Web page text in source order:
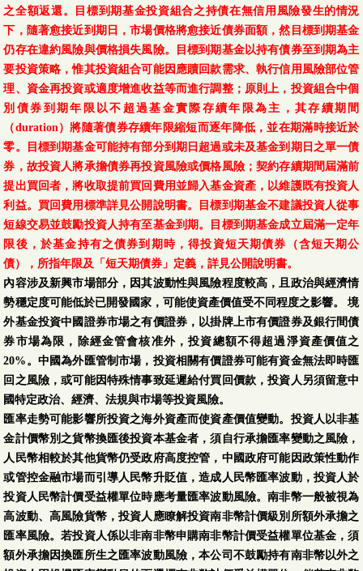
之全額返還。目標到期基金投資組合之持債在無信用風險發生的情況
下，隨著愈接近到期日，市場價格將愈接近債券面額，然目標到期基金
仍存在違約風險與價格損失風險。目標到期基金以持有債券至到期為主
要投資策略，惟其投資組合可能因應贖回款需求、執行信用風險部位管
理、資金再投資或適度增進收益等而進行調整；原則上，投資組合中個
別債券到期年限以不超過基金實際存續年限為主，其存續期間
（duration）將隨著債券存續年限縮短而逐年降低，並在期滿時接近於
零。目標到期基金可能持有部分到期日超過或未及基金到期日之單一債
券，故投資人將承擔債券再投資風險或價格風險；契約存續期間屆滿前
提出買回者，將收取提前買回費用並歸入基金資產，以維護既有投資人
利益。買回費用標準詳見公開說明書。目標到期基金不建議投資人從事
短線交易並鼓勵投資人持有至基金到期。目標到期基金成立屆滿一定年
限後，於基金持有之債券到期時，得投資短天期債券（含短天期公
債），所指年限及「短天期債券」定義，詳見公開說明書。
內容涉及新興市場部分，因其波動性與風險程度較高，且政治與經濟情
勢穩定度可能低於已開發國家，可能使資產價值受不同程度之影響。 境
外基金投資中國證券市場之有價證券，以掛牌上市有價證券及銀行間債
券市場為限，除經金管會核准外，投資總額不得超過淨資產價值之
20%。中國為外匯管制市場，投資相關有價證券可能有資金無法即時匯
回之風險，或可能因特殊情事致延遲給付買回價款，投資人另須留意中
國特定政治、經濟、法規與巿場等投資風險。
匯率走勢可能影響所投資之海外資產而使資產價值變動。投資人以非基
金計價幣別之貨幣換匯後投資本基金者，須自行承擔匯率變動之風險，
人民幣相較於其他貨幣仍受政府高度控管，中國政府可能因政策性動作
或管控金融市場而引導人民幣升貶值，造成人民幣匯率波動，投資人於
投資人民幣計價受益權單位時應考量匯率波動風險。南非幣一般被視為
高波動、高風險貨幣，投資人應瞭解投資南非幣計價級別所額外承擔之
匯率風險。若投資人係以非南非幣申購南非幣計價受益權單位基金，須
額外承擔因換匯所生之匯率波動風險，本公司不鼓勵持有南非幣以外之